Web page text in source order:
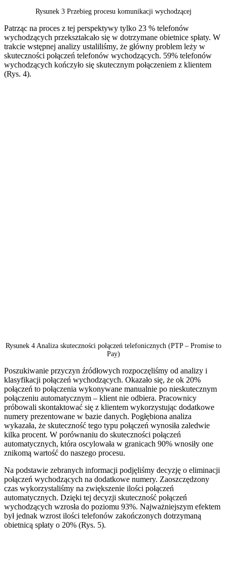
Rysunek 3 Przebieg procesu komunikacji wychodzącej
Patrząc na proces z tej perspektywy tylko 23 % telefonów
wychodzących przekształcało się w dotrzymane obietnice spłaty. W
trakcie wstępnej analizy ustaliliśmy, że główny problem leży w
skuteczności połączeń telefonów wychodzących. 59% telefonów
wychodzących kończyło się skutecznym połączeniem z klientem
(Rys. 4).
Rysunek 4 Analiza skuteczności połączeń telefonicznych (PTP – Promise to
Pay)
Poszukiwanie przyczyn źródłowych rozpoczęliśmy od analizy i
klasyfikacji połączeń wychodzących. Okazało się, że ok 20%
połączeń to połączenia wykonywane manualnie po nieskutecznym
połączeniu automatycznym – klient nie odbiera. Pracownicy
próbowali skontaktować się z klientem wykorzystując dodatkowe
numery prezentowane w bazie danych. Pogłębiona analiza
wykazała, że skuteczność tego typu połączeń wynosiła zaledwie
kilka procent. W porównaniu do skuteczności połączeń
automatycznych, która oscylowała w granicach 90% wnosiły one
znikomą wartość do naszego procesu.
Na podstawie zebranych informacji podjęliśmy decyzję o eliminacji
połączeń wychodzących na dodatkowe numery. Zaoszczędzony
czas wykorzystaliśmy na zwiększenie ilości połączeń
automatycznych. Dzięki tej decyzji skuteczność połączeń
wychodzących wzrosła do poziomu 93%. Najważniejszym efektem
był jednak wzrost ilości telefonów zakończonych dotrzymaną
obietnicą spłaty o 20% (Rys. 5).